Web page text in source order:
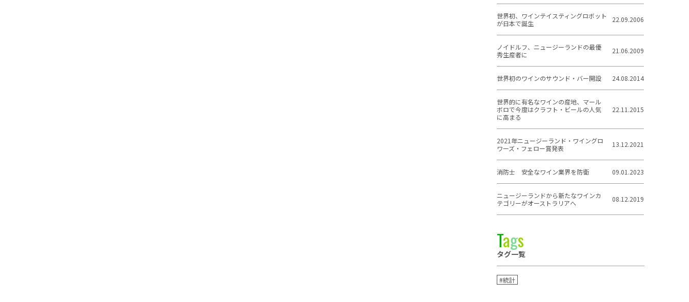
世界初、ワインテイスティングロボット
が日本で誕生
22.09.2006
ノイドルフ、ニュージーランドの最優
秀生産者に
21.06.2009
世界初のワインのサウンド・バー開設 24.08.2014
世界的に有名なワインの産地、マール
ボロで今度はクラフト・ビールの人気
に高まる
22.11.2015
2021年ニュージーランド・ワイングロ
ワーズ・フェロー賞発表
13.12.2021
消防士 安全なワイン業界を防衛 09.01.2023
ニュージーランドから新たなワインカ
テゴリーがオーストラリアへ
08.12.2019
Tags
タグ一覧
#統計